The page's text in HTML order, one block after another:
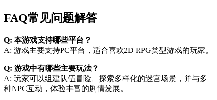
FAQ常见问题解答
Q: 本游戏支持哪些平台？
A: 游戏主要支持PC平台，适合喜欢2D RPG类型游戏的玩家。
Q: 游戏中有哪些主要玩法？
A: 玩家可以组建队伍冒险、探索多样化的迷宫场景，并与多
种NPC互动，体验丰富的剧情发展。